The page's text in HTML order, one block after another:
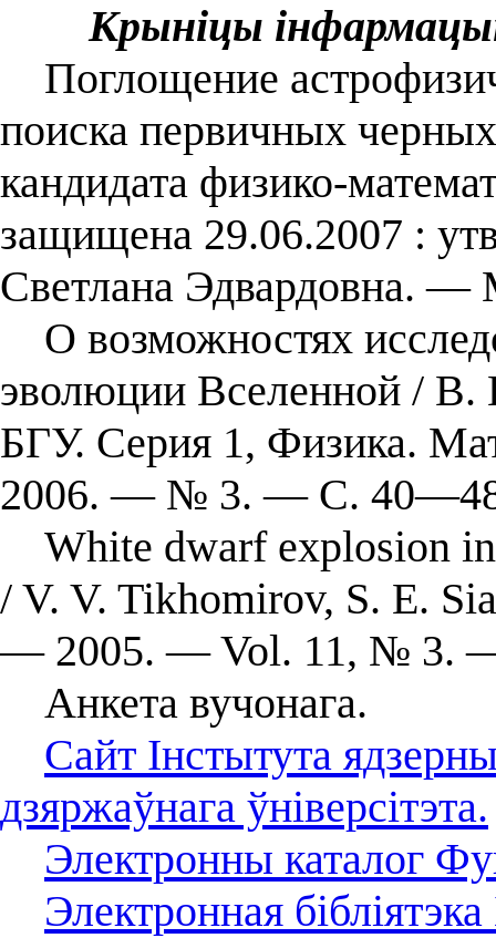
Крыніцы
Поглощение
поиска первичных
кандидата физико-
защищена 29.06.2007 :
Светлана Эдвардовна. —
О возможностях
эволюции Вселенной /
БГУ. Серия 1, Физика.
2006. — № 3. — С.
White dwarf explosion
/ V. V. Tikhomirov, S. E.
— 2005. — Vol. 11, № 3.
Анкета вучонага.
Сайт Інстытута
дзяржаўнага ўніверсітэта.
Электронны каталог
Электронная